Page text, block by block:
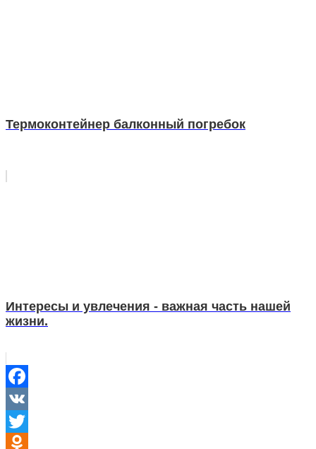
Термоконтейнер балконный погребок
Интересы и увлечения - важная часть нашей
жизни.
Facebook
VK
Twitter